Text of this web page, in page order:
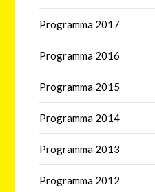
Programma 2017
Programma 2016
Programma 2015
Programma 2014
Programma 2013
Programma 2012